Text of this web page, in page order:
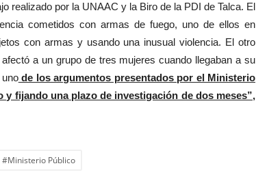
realizado por la UNAAC y la Biro de la PDI de Talca. El
cometidos con armas de fuego, uno de ellos en
con armas y usando una inusual violencia. El otro
a un grupo de tres mujeres cuando llegaban a su
de los argumentos presentados por el Ministerio
fijando una plazo de investigación de dos meses”,
#Ministerio Público
El profesor, columnista e investigador Manuel Quevedo
Méndez presentará su nueva...